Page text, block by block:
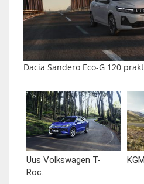
Dacia Sandero Eco-G 120
Uus Volkswagen T-
Roc...